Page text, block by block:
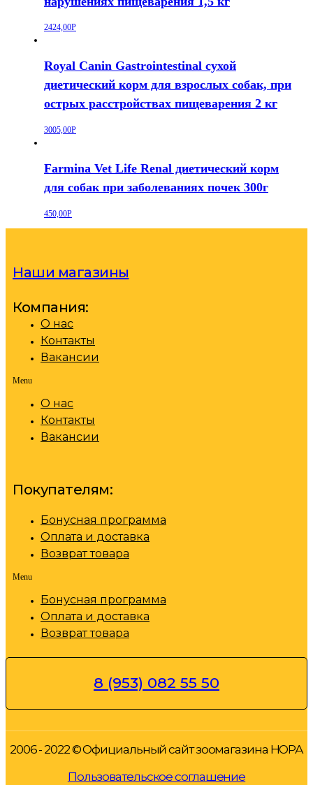
2424,00Р
Royal Canin Gastrointestinal сухой
диетический корм для взрослых собак, при
острых расстройствах пищеварения 2 кг
3005,00Р
Farmina Vet Life Renal диетический корм
для собак при заболеваниях почек 300г
450,00Р
Наши магазины
Компания:
О нас
Контакты
Вакансии
Menu
О нас
Контакты
Вакансии
Покупателям:
Бонусная программа
Оплата и доставка
Возврат товара
Menu
Бонусная программа
Оплата и доставка
Возврат товара
8 (953) 082 55 50
2006 - 2022 © Официальный сайт зоомагазина НОРА
Пользовательское соглашение